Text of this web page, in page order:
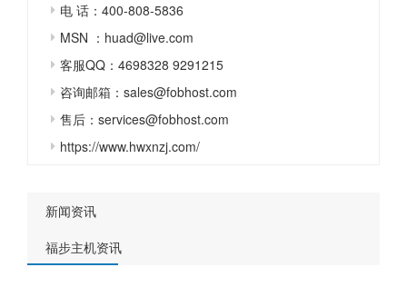
电 话：400-808-5836
MSN ：huad@live.com
客服QQ：4698328 9291215
咨询邮箱：sales@fobhost.com
售后：services@fobhost.com
https://www.hwxnzj.com/
新闻资讯
福步主机资讯